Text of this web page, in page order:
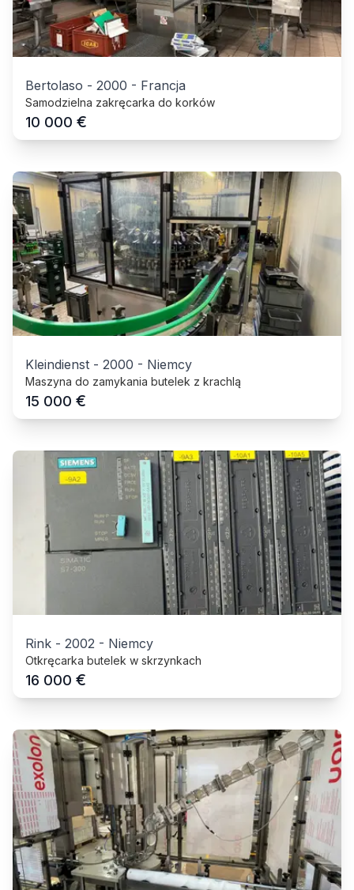
Bertolaso - 2000 - Francja
Samodzielna zakręcarka do korków
10 000 €
Kleindienst - 2000 - Niemcy
Maszyna do zamykania butelek z krachlą
15 000 €
Rink - 2002 - Niemcy
Otkręcarka butelek w skrzynkach
16 000 €